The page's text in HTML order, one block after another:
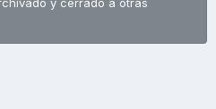
y cerrado a otras